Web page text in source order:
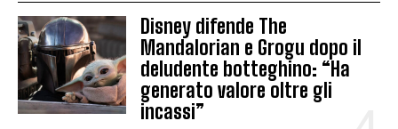
Disney difende The
Mandalorian e Grogu dopo il
deludente botteghino: “Ha
generato valore oltre gli
incassi”